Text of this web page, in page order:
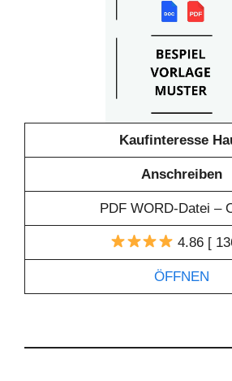
Kaufinteresse
Anschreiben
PDF WORD-Datei –
4.86 [
ÖFFNEN